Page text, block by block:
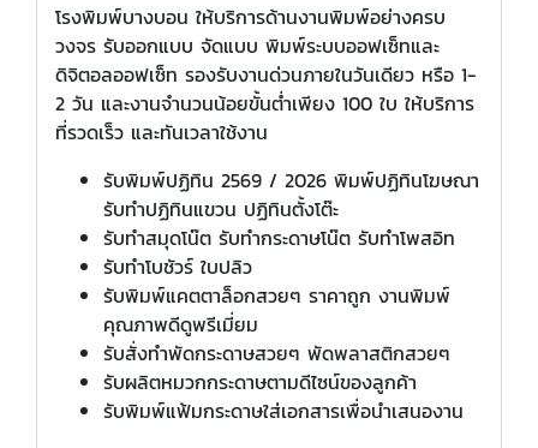
โรงพิมพ์บางบอน ให้บริการด้านงานพิมพ์อย่างครบ
วงจร รับออกแบบ จัดแบบ พิมพ์ระบบออฟเซ็ทและ
ดิจิตอลออฟเซ็ท รองรับงานด่วนภายในวันเดียว หรือ 1-
2 วัน และงานจำนวนน้อยขั้นต่ำเพียง 100 ใบ ให้บริการ
ที่รวดเร็ว และทันเวลาใช้งาน
รับพิมพ์ปฏิทิน 2569 / 2026 พิมพ์ปฏิทินโฆษณา
รับทำปฏิทินแขวน ปฏิทินตั้งโต๊ะ
รับทำสมุดโน๊ต รับทำกระดาษโน๊ต รับทำโพสอิท
รับทำโบชัวร์ ใบปลิว
รับพิมพ์แคตตาล็อกสวยๆ ราคาถูก งานพิมพ์
คุณภาพดีดูพรีเมี่ยม
รับสั่งทำพัดกระดาษสวยๆ พัดพลาสติกสวยๆ
รับผลิตหมวกกระดาษตามดีไซน์ของลูกค้า
รับพิมพ์แฟ้มกระดาษใส่เอกสารเพื่อนำเสนองาน